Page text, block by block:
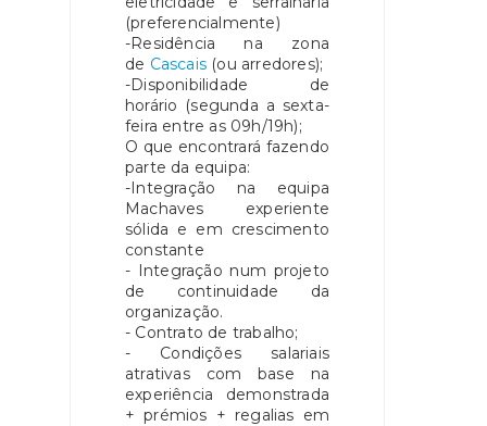
(preferencialmente)
-Residência na zona
de Cascais (ou arredores);
-Disponibilidade de
horário (segunda a sexta-
feira entre as 09h/19h);
O que encontrará fazendo
parte da equipa:
-Integração na equipa
Machaves experiente
sólida e em crescimento
constante
- Integração num projeto
de continuidade da
organização.
- Contrato de trabalho;
- Condições salariais
atrativas com base na
experiência demonstrada
+ prémios + regalias em